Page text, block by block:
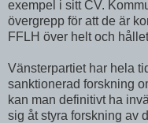
exempel i sitt CV.
övergrepp för att de är
FFLH över helt och
Vänsterpartiet har hela
sanktionerad forskning
kan man definitivt ha
sig åt styra forskning av